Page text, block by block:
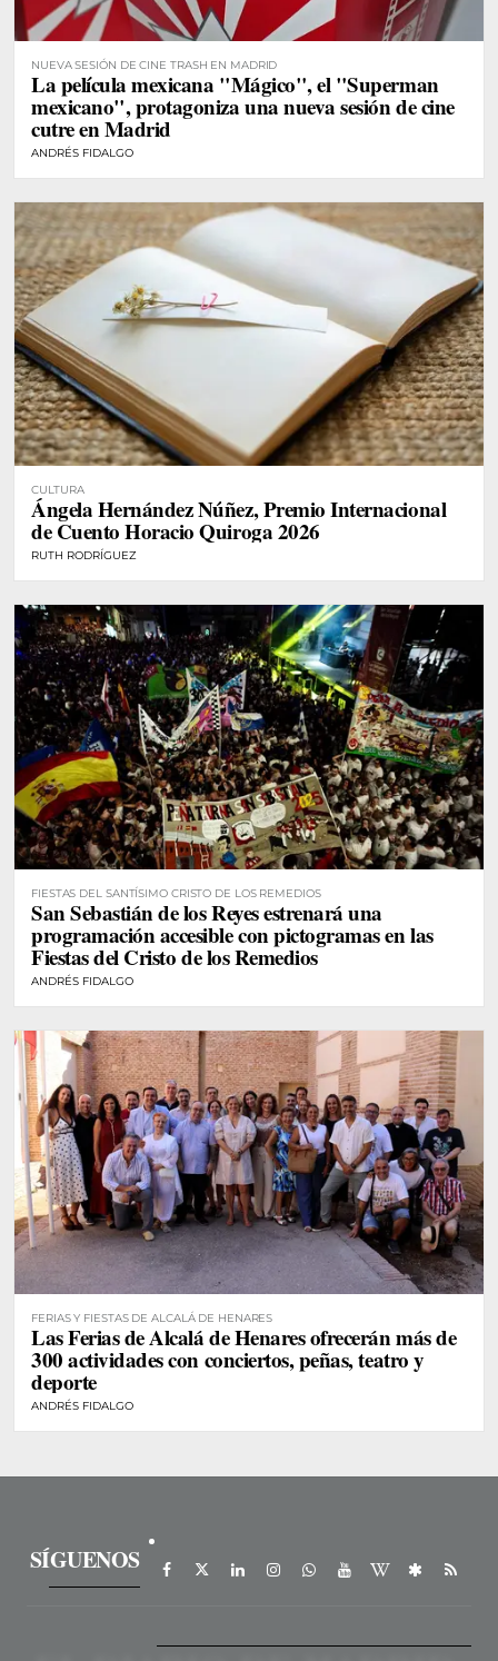
NUEVA SESIÓN DE CINE TRASH EN MADRID
La película mexicana "Mágico", el "Superman
mexicano", protagoniza una nueva sesión de cine
cutre en Madrid
ANDRÉS FIDALGO
CULTURA
Ángela Hernández Núñez, Premio Internacional
de Cuento Horacio Quiroga 2026
RUTH RODRÍGUEZ
FIESTAS DEL SANTÍSIMO CRISTO DE LOS REMEDIOS
San Sebastián de los Reyes estrenará una
programación accesible con pictogramas en las
Fiestas del Cristo de los Remedios
ANDRÉS FIDALGO
FERIAS Y FIESTAS DE ALCALÁ DE HENARES
Las Ferias de Alcalá de Henares ofrecerán más de
300 actividades con conciertos, peñas, teatro y
deporte
ANDRÉS FIDALGO
SÍGUENOS